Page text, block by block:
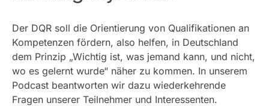
Der DQR soll die Orientierung von Qualifikationen an
Kompetenzen fördern, also helfen, in Deutschland
dem Prinzip „Wichtig ist, was jemand kann, und nicht,
wo es gelernt wurde“ näher zu kommen. In unserem
Podcast beantworten wir dazu wiederkehrende
Fragen unserer Teilnehmer und Interessenten.